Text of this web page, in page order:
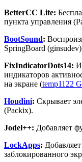
BetterCC Lite:
пункта управления
BootSound:
SpringBoard
FixIndicatorDots14:
индикаторов
на экране (temp1122
Houdini: Скрывает
(Packix).
Jodel++: Добавляет
LockApps:
заблокированного